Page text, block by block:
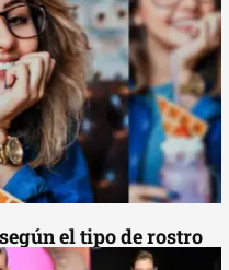
el tipo de rostro